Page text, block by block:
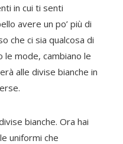
in cui ti senti
avere un po’ più di
che ci sia qualcosa di
le mode, cambiano le
alle divise bianche in
bianche. Ora hai
uniformi che